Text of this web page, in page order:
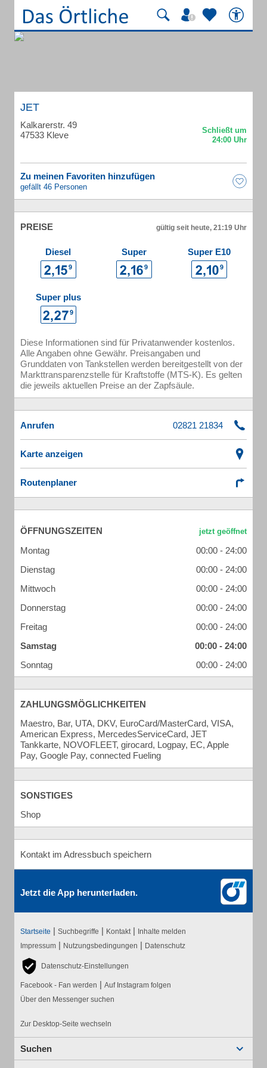
JET
Kalkarerstr. 49
47533 Kleve
Zu meinen Favoriten hinzufügen
gefällt 46 Personen
PREISE gültig seit heute, 21:19 Uhr
Diesel Super Super E10
Super plus
Diese Informationen sind für Privatanwender kostenlos.
Alle Angaben ohne Gewähr. Preisangaben und
Grunddaten von Tankstellen werden bereitgestellt von der
Markttransparenzstelle für Kraftstoffe (MTS-K). Es gelten
die jeweils aktuellen Preise an der Zapfsäule.
Anrufen
Karte anzeigen
Routenplaner
ÖFFNUNGSZEITEN
Montag
00:00 - 24:00
Dienstag
00:00 - 24:00
Mittwoch
00:00 - 24:00
Donnerstag
00:00 - 24:00
Freitag
00:00 - 24:00
Samstag
00:00 - 24:00
Sonntag
00:00 - 24:00
ZAHLUNGSMÖGLICHKEITEN
Maestro, Bar, UTA, DKV, EuroCard/MasterCard, VISA,
American Express, MercedesServiceCard, JET
Tankkarte, NOVOFLEET, girocard, Logpay, EC, Apple
Pay, Google Pay, connected Fueling
SONSTIGES
Shop
Kontakt im Adressbuch speichern
Jetzt die App herunterladen.
Startseite | Suchbegriffe | Kontakt | Inhalte melden
Impressum | Nutzungsbedingungen | Datenschutz
Datenschutz-Einstellungen
Facebook - Fan werden | Auf Instagram folgen
Über den Messenger suchen
Zur Desktop-Seite wechseln
Suchen